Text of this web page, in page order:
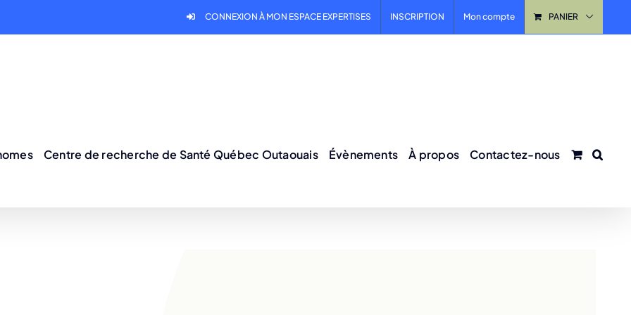
CONNEXION À MON ESPACE EXPERTISES INSCRIPTION Mon compte PANIER
Centre de recherche de Santé Québec Outaouais Évènements À propos Contactez-nous